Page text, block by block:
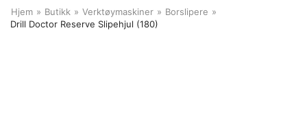
Hjem » Butikk » Verktøymaskiner » Borslipere »
Drill Doctor Reserve Slipehjul (180)